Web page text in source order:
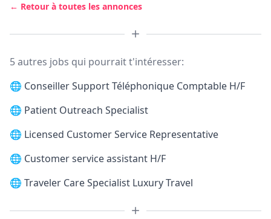
← Retour à toutes les annonces
5 autres jobs qui pourrait t'intéresser:
🌐 Conseiller Support Téléphonique Comptable H/F
🌐 Patient Outreach Specialist
🌐 Licensed Customer Service Representative
🌐 Customer service assistant H/F
🌐 Traveler Care Specialist Luxury Travel